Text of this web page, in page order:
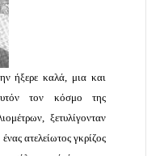
ήξερε καλά, μια και
τον κόσμο της
ξετυλίγονταν
ατελείωτος γκρίζος